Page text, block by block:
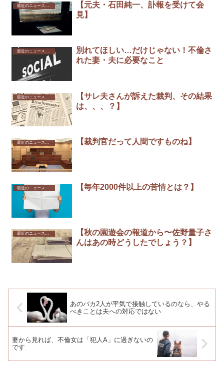
最近のニュースから
【元夫・石田純一、訃報を受けて会
見】
最近のニュースから
別れてほしい…だけじゃない！不倫さ
れた妻・夫に必要なこと
【サレ夫さんが訴えた裁判、その結果
は、、、？】
【裁判官だって人間ですものね】
最近のニュースから 【毎年2000件以上の苦情とは？】
最近のニュースから
【秋の園遊会の報道から〜佐野量子さ
んはあの時どうしたでしょう？】
あのバカ2人が平気で接触しているのなら、やる
べきことは夫への対応ではない
妻から見れば、不倫女は「犯人A」に過ぎないの
です